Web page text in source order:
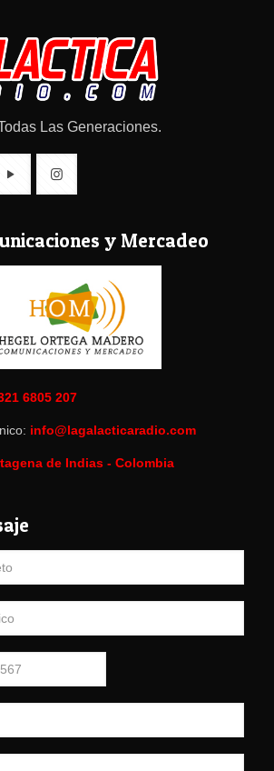
Las Generaciones.
y Mercadeo
6805 207
info@lagalacticaradio.com
de Indias - Colombia